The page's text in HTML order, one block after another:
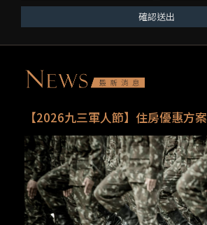
確認送出
【2026九三軍人節】住房優惠方案